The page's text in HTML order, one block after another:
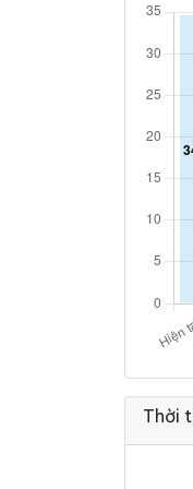
Thời